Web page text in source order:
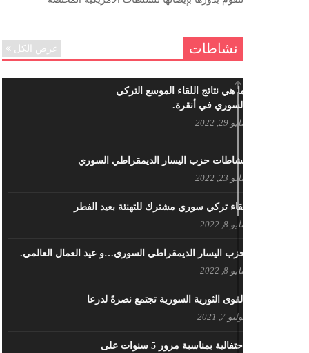
ننساك – خالد الحموري
نشاطات عرض الكل
ما هي نتائج اللقاء الموسع التركي
السوري في أنقرة.
مايو 29, 2022
نشاطات حزب اليسار الديمقراطي السوري
مايو 23, 2022
لقاء تركي سوري مشترك للتهنئة بعيد الفطر
مايو 8, 2022
حزب اليسار الديمقراطي السوري…و عيد العمال العالمي.
مايو 8, 2022
القوى الثورية السورية تجتمع نصرةً لدرعا
يوليو 7, 2021
احتفالية بمناسبة مرور 5 سنوات على